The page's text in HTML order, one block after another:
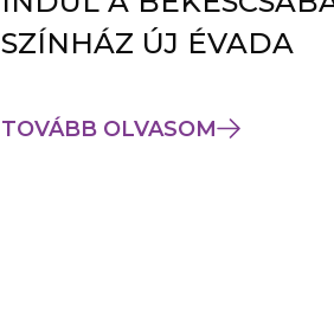
SZÍNHÁZ ÚJ ÉVADA
TOVÁBB OLVASOM